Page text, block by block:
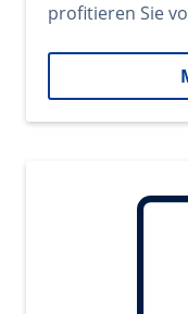
profitieren Sie